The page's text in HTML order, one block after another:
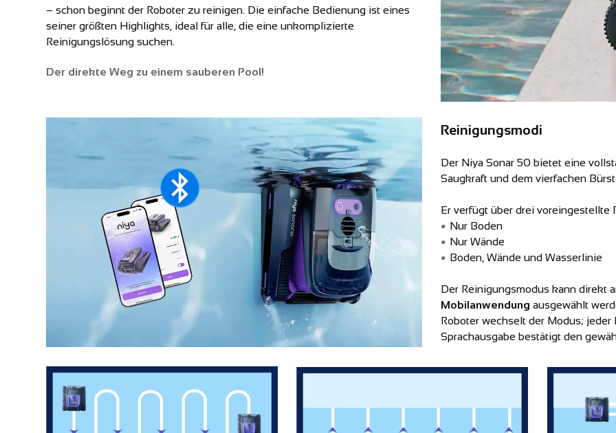
– schon beginnt der Roboter zu reinigen. Die einfache Bedienung ist eines
seiner größten Highlights, ideal für alle, die eine unkomplizierte
Reinigungslösung suchen.
Der direkte Weg zu einem sauberen Pool!
Reinigungsmodi
Der Niya Sonar 50 bietet eine
Saugkraft und dem vierfachen
Er verfügt über drei voreingestellte
Nur Boden
Nur Wände
Boden, Wände und Wasserlinie
Der Reinigungsmodus kann direkt
Mobilanwendung ausgewählt
Roboter wechselt der Modus;
Sprachausgabe bestätigt den